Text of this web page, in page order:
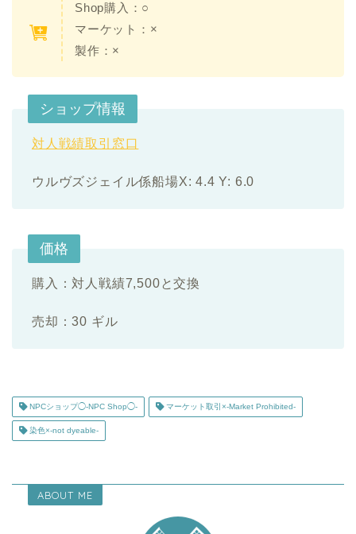
Shop購入：○
マーケット：×
製作：×
ショップ情報
対人戦績取引窓口
ウルヴズジェイル係船場X: 4.4 Y: 6.0
価格
購入：対人戦績7,500と交換
売却：30 ギル
NPCショップ◯-NPC Shop◯- マーケット取引×-Market Prohibited-
染色×-not dyeable-
ABOUT ME